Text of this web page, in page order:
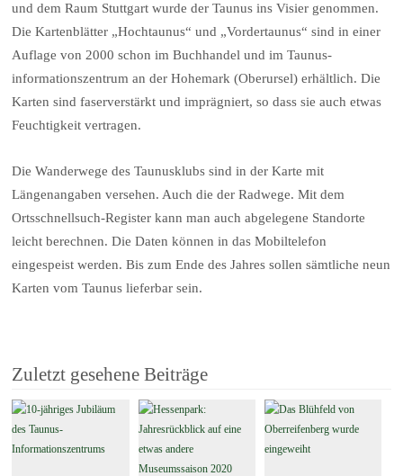
und dem Raum Stuttgart wurde der Taunus ins Visier genommen.
Die Kartenblätter „Hochtaunus“ und „Vordertaunus“ sind in einer
Auflage von 2000 schon im Buchhandel und im Taunus-
informationszentrum an der Hohemark (Oberursel) erhältlich. Die
Karten sind faserverstärkt und imprägniert, so dass sie auch etwas
Feuchtigkeit vertragen.
Die Wanderwege des Taunusklubs sind in der Karte mit
Längenangaben versehen. Auch die der Radwege. Mit dem
Ortsschnellsuch-Register kann man auch abgelegene Standorte
leicht berechnen. Die Daten können in das Mobiltelefon
eingespeist werden. Bis zum Ende des Jahres sollen sämtliche neun
Karten vom Taunus lieferbar sein.
Zuletzt gesehene Beiträge